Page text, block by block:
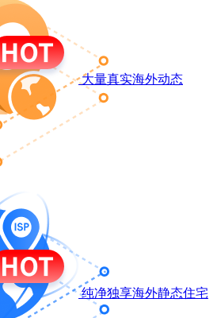
大量真实海外动态
纯净独享海外静态住宅